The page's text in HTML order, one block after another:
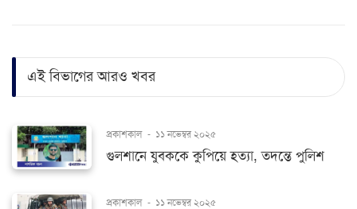
এই বিভাগের আরও খবর
প্রকাশকাল - ১১ নভেম্বর ২০২৫
গুলশানে যুবককে কুপিয়ে হত্যা, তদন্তে পুলিশ
প্রকাশকাল - ১১ নভেম্বর ২০২৫